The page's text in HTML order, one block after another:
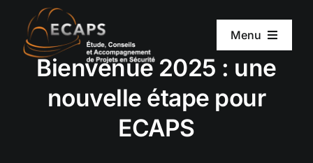
contenu
Menu
ACCUEIL
A PROPOS D’ECAPS
Bienvenue 2025 : une
nouvelle étape pour
ECAPS